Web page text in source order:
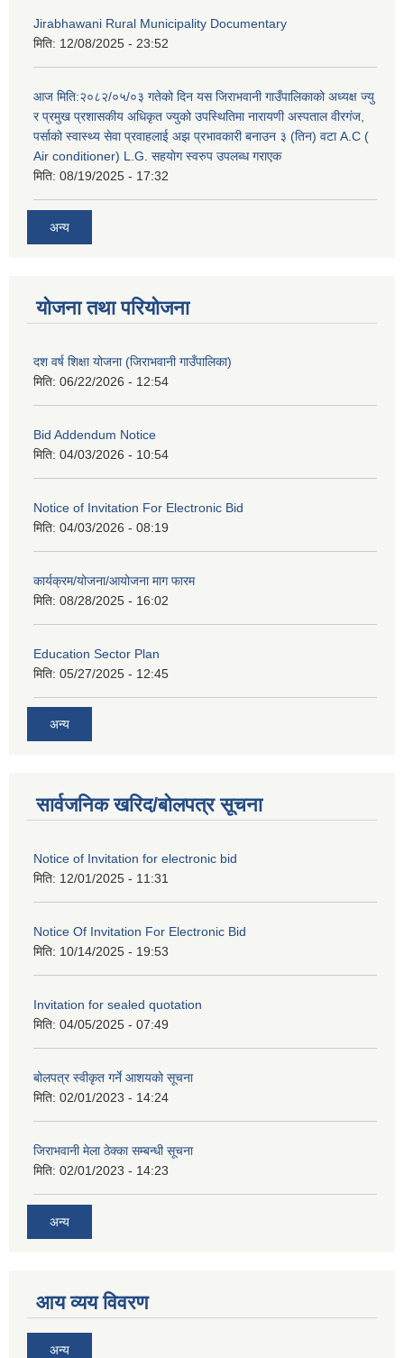
Jirabhawani Rural Municipality Documentary
मिति: 12/08/2025 - 23:52
आज मिति:२०८२/०५/०३ गतेको दिन यस जिराभवानी गाउँपालिकाको अध्यक्ष ज्यु
र प्रमुख प्रशासकीय अधिकृत ज्युको उपस्थितिमा नारायणी अस्पताल वीरगंज,
पर्साको स्वास्थ्य सेवा प्रवाहलाई अझ प्रभावकारी बनाउन ३ (तिन) वटा A.C (
Air conditioner) L.G. सहयाेग स्वरुप उपलब्ध गराएक
मिति: 08/19/2025 - 17:32
अन्य
योजना तथा परियोजना
दश वर्ष शिक्षा योजना (जिराभवानी गाउँपालिका)
मिति: 06/22/2026 - 12:54
Bid Addendum Notice
मिति: 04/03/2026 - 10:54
Notice of Invitation For Electronic Bid
मिति: 04/03/2026 - 08:19
कार्यक्रम/योजना/आयोजना माग फारम
मिति: 08/28/2025 - 16:02
Education Sector Plan
मिति: 05/27/2025 - 12:45
अन्य
सार्वजनिक खरिद/बोलपत्र सूचना
Notice of Invitation for electronic bid
मिति: 12/01/2025 - 11:31
Notice Of Invitation For Electronic Bid
मिति: 10/14/2025 - 19:53
Invitation for sealed quotation
मिति: 04/05/2025 - 07:49
बोलपत्र स्वीकृत गर्ने आशयको सूचना
मिति: 02/01/2023 - 14:24
जिराभवानी मेला ठेक्का सम्बन्धी सूचना
मिति: 02/01/2023 - 14:23
अन्य
आय व्यय विवरण
अन्य